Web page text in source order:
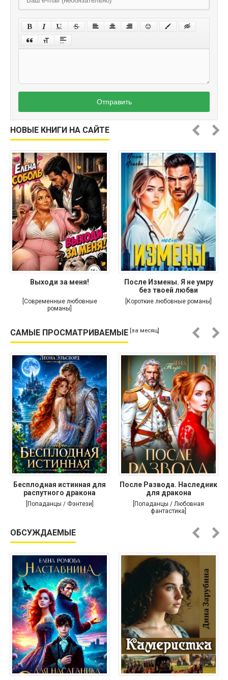
Отправить
НОВЫЕ КНИГИ НА САЙТЕ
Выходи за меня!
[Современные любовные
романы]
После Измены. Я не умру
без твоей любви
[Короткие любовные романы]
САМЫЕ ПРОСМАТРИВАЕМЫЕ [за месяц]
Бесплодная истинная для
распутного дракона
[Попаданцы / Фэнтези]
После Развода. Наследник
для дракона
[Попаданцы / Любовная
фантастика]
ОБСУЖДАЕМЫЕ